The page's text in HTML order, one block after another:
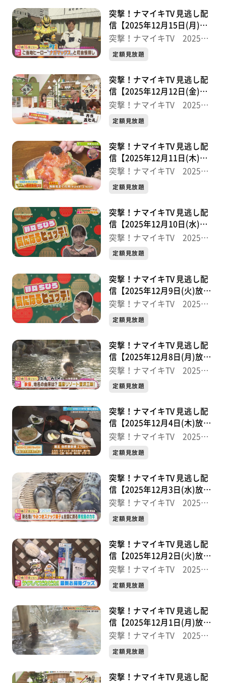
突撃！ナマイキTV 見逃し配
信【2025年12月15日(月)放
送分】
突撃！ナマイキTV 2025後
半
定額見放題
突撃！ナマイキTV 見逃し配
信【2025年12月12日(金)放
送分】
突撃！ナマイキTV 2025後
半
定額見放題
突撃！ナマイキTV 見逃し配
信【2025年12月11日(木)放
送分】
突撃！ナマイキTV 2025後
半
定額見放題
突撃！ナマイキTV 見逃し配
信【2025年12月10日(水)放
送分】
突撃！ナマイキTV 2025後
半
定額見放題
突撃！ナマイキTV 見逃し配
信【2025年12月9日(火)放送
分】
突撃！ナマイキTV 2025後
半
定額見放題
突撃！ナマイキTV 見逃し配
信【2025年12月8日(月)放送
分】
突撃！ナマイキTV 2025後
半
定額見放題
突撃！ナマイキTV 見逃し配
信【2025年12月4日(木)放送
分】
突撃！ナマイキTV 2025後
半
定額見放題
突撃！ナマイキTV 見逃し配
信【2025年12月3日(水)放送
分】
突撃！ナマイキTV 2025後
半
定額見放題
突撃！ナマイキTV 見逃し配
信【2025年12月2日(火)放送
分】
突撃！ナマイキTV 2025後
半
定額見放題
突撃！ナマイキTV 見逃し配
信【2025年12月1日(月)放送
分】
突撃！ナマイキTV 2025後
半
定額見放題
突撃！ナマイキTV 見逃し配